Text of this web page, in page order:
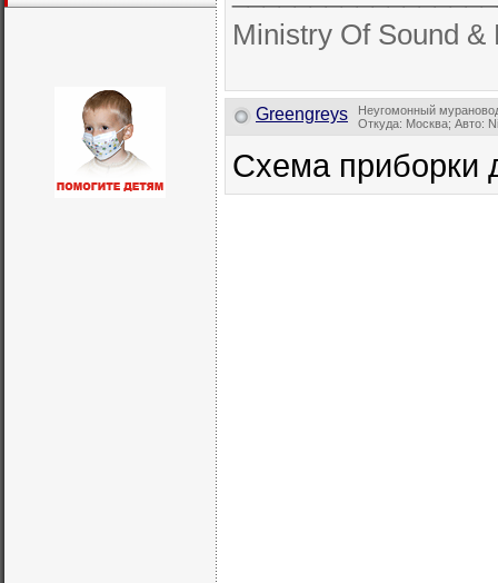
Ministry Of Sound
Greengreys
Неугомонный
Откуда: Москва; Авто:
Схема приборки